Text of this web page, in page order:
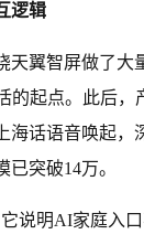
逻辑
翼智屏做了大
的起点。此后，
海话语音唤起，
突破14万。
说明AI家庭入